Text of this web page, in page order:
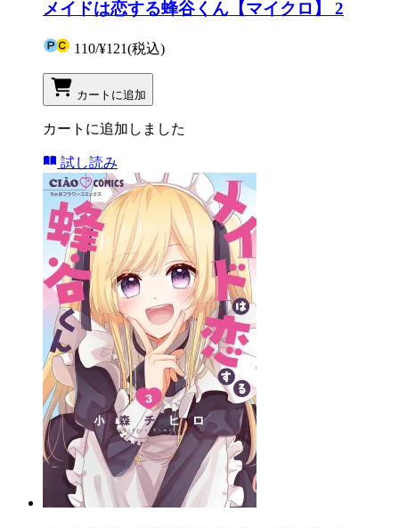
メイドは恋する蜂谷くん【マイクロ】 2
110/¥121(税込)
カートに追加
カートに追加しました
試し読み